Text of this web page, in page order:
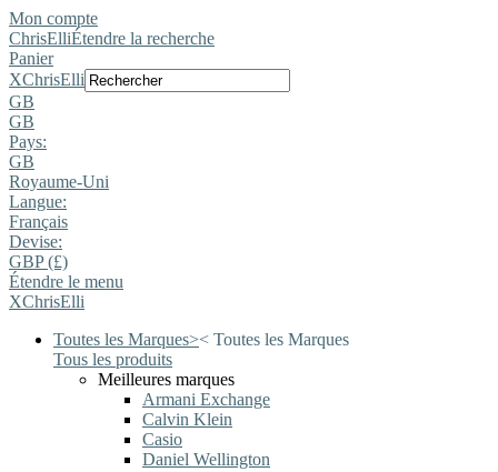
Mon compte
ChrisElliÉtendre la recherche
Panier
XChrisElli
GB
GB
Pays:
GB
Royaume-Uni
Langue:
Français
Devise:
GBP (£)
Étendre le menu
XChrisElli
Toutes les Marques>< Toutes les Marques
Tous les produits
Meilleures marques
Armani Exchange
Calvin Klein
Casio
Daniel Wellington